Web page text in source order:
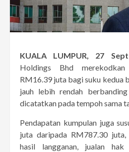
KUALA LUMPUR, 27 Sept
Holdings Bhd
RM16.39 juta bagi suku kedua
jauh lebih rendah
dicatatkan pada tempoh sama
Pendapatan kumpulan juga
juta daripada RM787.30 juta,
hasil langganan, jualan hak